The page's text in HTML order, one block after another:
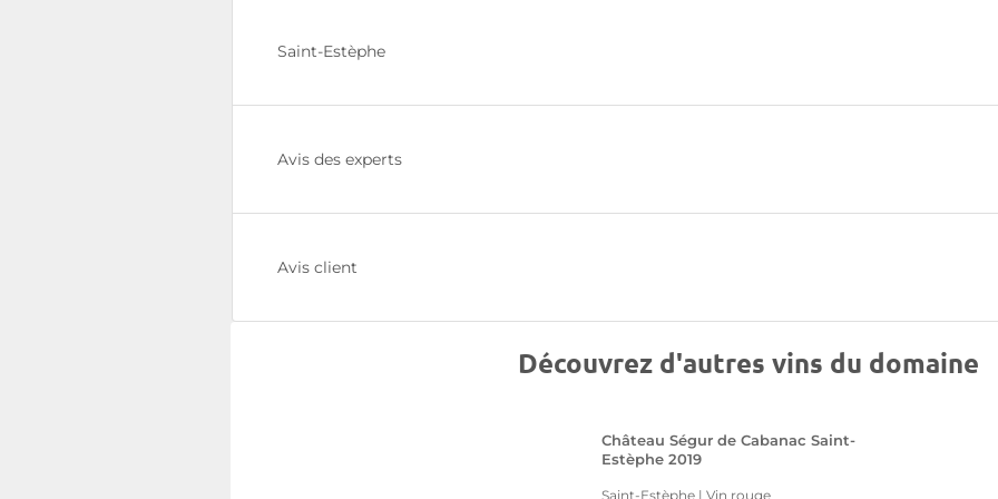
Saint-Estèphe
Avis des experts
Avis client
Découvrez d'autres vins du domaine
Château Ségur de Cabanac Saint-
Estèphe 2019
Saint-Estèphe | Vin rouge